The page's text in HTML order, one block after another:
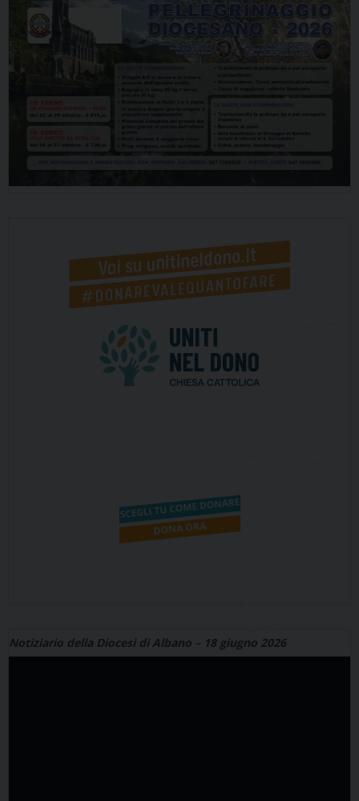
Notiziario della Diocesi di Albano – 18 giugno 2026